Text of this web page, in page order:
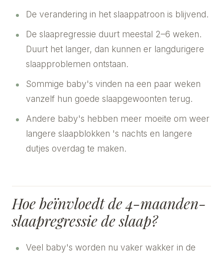
De verandering in het slaappatroon is blijvend.
De slaapregressie duurt meestal 2–6 weken.
Duurt het langer, dan kunnen er langdurigere
slaapproblemen ontstaan.
Sommige baby's vinden na een paar weken
vanzelf hun goede slaapgewoonten terug.
Andere baby's hebben meer moeite om weer
langere slaapblokken 's nachts en langere
dutjes overdag te maken.
Hoe beïnvloedt de 4-maanden-
slaapregressie de slaap?
Veel baby's worden nu vaker wakker in de